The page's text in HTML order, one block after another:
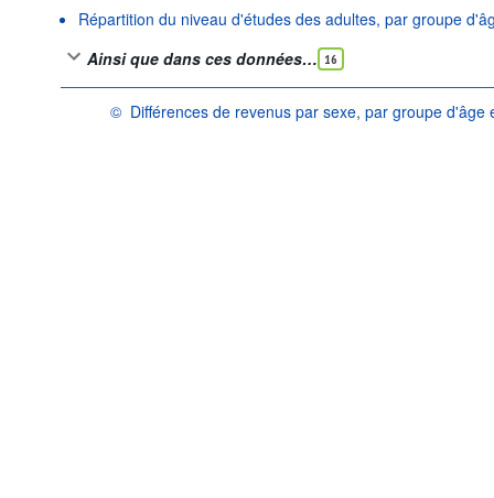
Répartition du niveau d'études des adultes, par groupe
Ainsi que dans ces données… 16
© Différences de revenus par sexe, par groupe d'âge